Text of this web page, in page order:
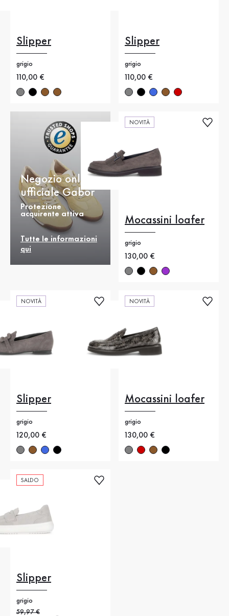
Slipper
grigio
Nuovo prezzo
110,00 €
Slipper
grigio
Nuovo prezzo
110,00 €
Negozio online
ufficiale Gabor
Protezione
acquirente attiva
Tutte le informazioni
qui
NOVITÀ
Mocassini loafer
grigio
Nuovo prezzo
130,00 €
NOVITÀ
Slipper
grigio
Nuovo prezzo
120,00 €
NOVITÀ
Mocassini loafer
grigio
Nuovo prezzo
130,00 €
SALDO
Slipper
grigio
Prezzo precedente
59,97 €